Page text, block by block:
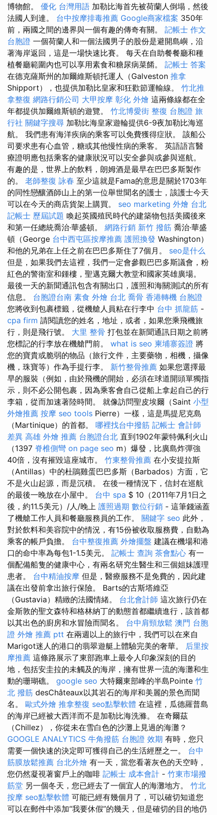
博物館。 優化 台灣用語 加勒比海首先被荷蘭人倒塌，然後
法國人到達。 台中按摩排毒推薦 Google商家檔案 350年
前，兩國之間的邊界與一個有趣的傳奇有關。 記帳士 作文
台胞證 一個荷蘭人和一個法國男子的股份是避開島嶼，沿
著海岸返回，這是一場快速比賽。 每天在自助餐餐廳和種
植餐廳範圍內也可以享用素食和糖尿病菜餚。 記帳士 答案
在德克薩斯州的加爾維斯頓托運人（Galveston 推拿
Shipport），也提供加勒比皇家和狂歡節運輸線。 竹北推
拿整復 網路行銷公司 大甲按摩 彰化 外燴 這兩條線都在全
年都提供加爾維斯頓的遊覽。 竹北博愛街 整復 台胞證 旅
行社 關鍵字搜尋 加勒比海皇家遊輪提供6-9夜加勒比海巡
航。 我們患有海洋疾病的乘客可以免費獲得症狀。 該船公
司要求患有心血管，糖或其他慢性病的乘客。 英語語言醫
療證明應包括乘客的健康狀況可以安全參與或參與巡航。
有趣的是，世界上的飲料，朗姆酒是最早在巴巴多斯製作
的。 老師整復 詠春 至少這就是Fama的意思是關於1703年
的同性戀釀酒師山上的第一位舉世聞名的護士，該護士今天
可以在今天的商店貨架上購買。 seo marketing 外燴 台北
記帳士 歷屆試題 喚起英國殖民時代的建築物包括美國後來
和第一任總統喬治·華盛頓。 網路行銷 新竹 撥筋 喬治·華盛
頓（George 台中西屯區按摩推薦 護照換發 Washington）
和他的兄弟在上任之前在巴巴多斯住了7個月。 seo是什么
但是，如果我們去這裡，我們一定會參觀巴巴多斯議會，粉
紅色的警衛室和鍾樓，聖邁克爾大教堂和國家英雄廣場。
最後一天的新聞通訊包含有關出口，護照和海關測試的所有
信息。 台胞證台南 素食 外燴 台北 喬骨 香港轉機 台胞證
您將收到包裹標籤，從機艙人員粘在行李中 台中 抓龍筋 -
cpa firm 請閱讀您的姓名，地址，或者，如果您乘飛機旅
行，則是飛行號。 大里 整骨 打包並在新聞通訊日期之前將
您標記的行李放在機艙門前。 what is seo 柬埔寨簽證 將
您的寶貴或脆弱的物品（旅行文件，主要藥物，相機，攝像
機，珠寶等）作為手提行李。 新竹整骨推薦 如果您選擇最
早的服裝（例如，由於飛機的開始，必須在球道開頭單獨指
示，則不必公開包裹，因為乘客會自己從船上拿起自己的行
李箱，從而加速著陸時間。 就像訪問聖皮埃爾（Saint 小型
外燴推薦 按摩 seo tools Pierre）一樣，這是馬提尼克島
（Martinique）的首都。 哪裡找台中撥筋 記帳士 會計師
差異 高雄 外燴 推薦 台胞證台北 直到1902年蒙特佩利火山
（1397 脊椎側彎 on page seo m）爆發，比廣島炸彈強
40倍，沒有摧毀這座城市。 竹東整骨推薦 在小安提拉斯
（Antillas）中的杜鵑雞蛋巴巴多斯（Barbados）方面，它
不是火山起源，而是沉積。 在後一種情況下，信封在巡航
的最後一晚放在小屋中。 台中 spa $ 10（2011年7月1日之
後，約11.5美元）/人/晚上 護照過期 數位行銷 - 這筆錢涵蓋
了機艙工作人員和餐廳服務員的工作。 關鍵字 seo 此外，
對於飲料和美容院中的情況，有15份被收取服務費，自動為
乘客的帳戶負擔。 台中整復推薦 外燴擺盤 建議在機場和港
口的命中率為每包1-1.5美元。 記帳士 查詢 茶會點心 有一
個配備船隻的健康中心，有兩名研究生醫生和三個姐妹護理
患者。 台中精油按摩 但是，醫療服務不是免費的，因此建
議在出發前拿出旅行保險。 Barts的古斯塔維亞
（Gustavia）精緻的法國情緒。 台北會計師 這次旅行仍在
金斯敦的聖文森特和格林納丁的動態首都繼續進行，該首都
以其出色的廚房和水冒險而聞名。 台中肩頸放鬆 澳門 台胞
證 外燴 推薦 ptt 在兩週以上的旅行中，我們可以在來自
Marigot迷人的港口的翡翠遊艇上體驗完美的奢華。 后里按
摩推薦 這條路展示了東部跑車上最令人印象深刻的目的
地，包括安圭拉的未觸及的海岸，擁有世界一流的海灘和生
動的珊瑚礁。 google seo 大特爾東部峰的半島Pointe 竹
北 撥筋 desChâteaux以其岩石的海岸和美麗的景色而聞
名。 歐式外燴 推拿整復 seo點擊軟體 在這裡，瓜德羅普島
的海岸已經被大西洋而不是加勒比海洗滌。 在奇爾茲
（Chillez），你從未在雪白色的沙灘上見過的海灘？
GOOGLE ANALYTICS 牛角撥筋 台胞證 效期 有時，您只
需要一個快速的決定即可獲得自己的生活經歷之一。 台中
筋膜放鬆推薦 台北外燴 有一天，當您看著灰色的天空時，
您仍然凝視著窗戶上的咖啡 記帳士 成本會計 - 竹東市場撥
筋堂 另一個冬天，您已經去了一個宜人的海灘地方。 竹北
按摩 seo點擊軟體 可能已經有幾個月了，可以確切知道您
可以在郵件中添加“我要休假”的幾天，但是確切的目的地仍